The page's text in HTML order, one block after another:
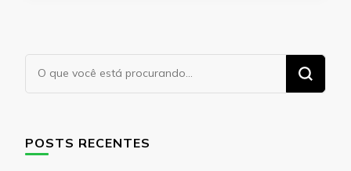
Procurando
algo?
POSTS RECENTES